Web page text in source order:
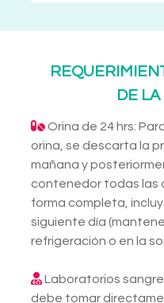
DE
Orina de 24 hrs:
orina, se descarta la
mañana y
contenedor todas las
forma completa,
siguiente día
refrigeración o en la
Laboratorios
debe tomar